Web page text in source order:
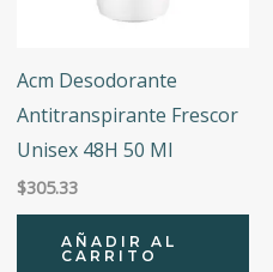
Acm Desodorante
Antitranspirante Frescor
Unisex 48H 50 Ml
$305.33
AÑADIR AL
CARRITO